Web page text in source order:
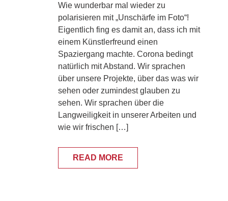
Wie wunderbar mal wieder zu
polarisieren mit „Unschärfe im Foto“!
Eigentlich fing es damit an, dass ich mit
einem Künstlerfreund einen
Spaziergang machte. Corona bedingt
natürlich mit Abstand. Wir sprachen
über unsere Projekte, über das was wir
sehen oder zumindest glauben zu
sehen. Wir sprachen über die
Langweiligkeit in unserer Arbeiten und
wie wir frischen […]
READ MORE